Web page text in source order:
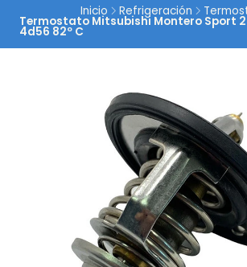
Inicio Refrigeración
Termostato Mitsubishi Montero Sport
4d56 82º C